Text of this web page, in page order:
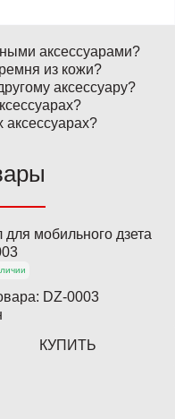
аксессуарами?
из кожи?
аксессуару?
аксессуарах?
для мобильного дзета
DZ-0003
КУПИТЬ